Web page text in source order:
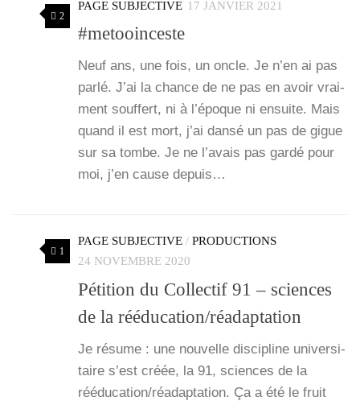
2
PAGE SUBJECTIVE 17 JANVIER 2021
#metooinceste
Neuf ans, une fois, un oncle. Je n’en ai pas
par­lé. J’ai la chance de ne pas en avoir vrai­
ment souf­fert, ni à l’é­poque ni ensuite. Mais
quand il est mort, j’ai dan­sé un pas de gigue
sur sa tombe. Je ne l’a­vais pas gar­dé pour
moi, j’en cause depuis…
1
PAGE SUBJECTIVE / PRODUCTIONS
24 NOVEMBRE 2020
Pétition du Collectif 91 – sciences
de la rééducation/réadaptation
Je résume : une nou­velle dis­ci­pline uni­ver­si­
taire s’est créée, la 91, sciences de la
rééducation/réadaptation. Ça a été le fruit